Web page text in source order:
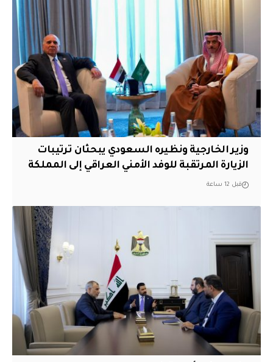
وزير الخارجية ونظيره السعودي يبحثان ترتيبات
الزيارة المرتقبة للوفد الأمني العراقي إلى المملكة
قبل 12 ساعة